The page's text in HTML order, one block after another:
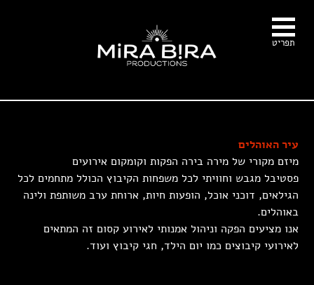
עבור לתוכן
עיר האוהלים
מיזם מקורי של מירה בירה הפקות וקומקום אירועים
פסטיבל מגבש וחוויתי לכל משפחות הקיבוץ הכולל מתחמים לכל
הגילאים, דוכני אוכל, הופעות חיות, ארוחת ערב משותפת ולינה
באוהלים.
אנו מציעים הפקה וניהול אמנותי לאירוע קסום זה המתאים
לאירועי קיבוצים כמו יום הילד, חגי קיבוץ ועוד.
תפריט